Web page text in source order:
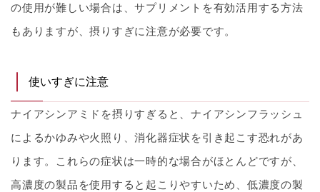
の使用が難しい場合は、サプリメントを有効活用する方法
もありますが、摂りすぎに注意が必要です。
使いすぎに注意
ナイアシンアミドを摂りすぎると、ナイアシンフラッシュ
によるかゆみや火照り、消化器症状を引き起こす恐れがあ
ります。これらの症状は一時的な場合がほとんどですが、
高濃度の製品を使用すると起こりやすいため、低濃度の製